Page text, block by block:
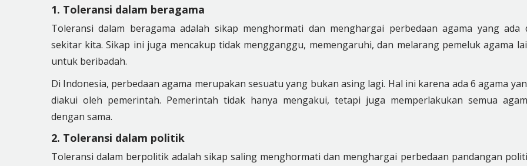
1. Toleransi dalam beragama
Toleransi dalam beragama adalah sikap menghormati dan menghargai perbedaan agama yang ada
sekitar kita. Sikap ini juga mencakup tidak mengganggu, memengaruhi, dan melarang pemeluk agama
untuk beribadah.
Di Indonesia, perbedaan agama merupakan sesuatu yang bukan asing lagi. Hal ini karena ada 6 agama
diakui oleh pemerintah. Pemerintah tidak hanya mengakui, tetapi juga memperlakukan semua
dengan sama.
2. Toleransi dalam politik
Toleransi dalam berpolitik adalah sikap saling menghormati dan menghargai perbedaan pandangan